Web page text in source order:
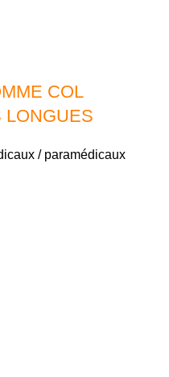
COL
LONGUES
/ paramédicaux